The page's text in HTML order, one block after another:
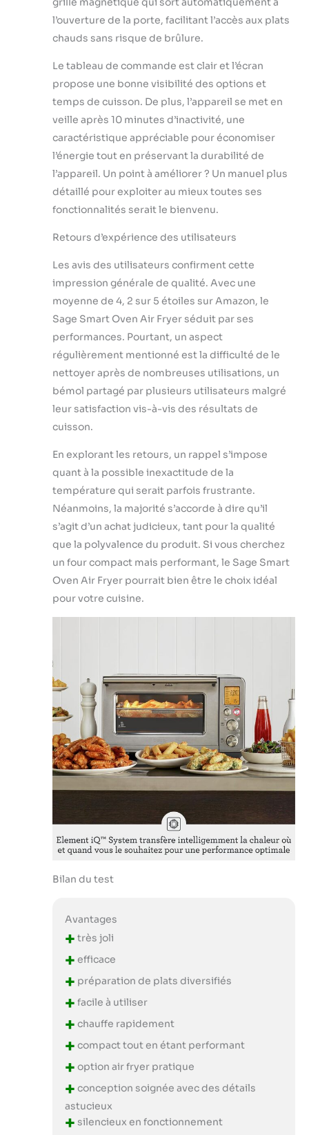
l’ouverture de la porte, facilitant l’accès aux plats
chauds sans risque de brûlure.
Le tableau de commande est clair et l’écran
propose une bonne visibilité des options et
temps de cuisson. De plus, l’appareil se met en
veille après 10 minutes d’inactivité, une
caractéristique appréciable pour économiser
l’énergie tout en préservant la durabilité de
l’appareil. Un point à améliorer ? Un manuel plus
détaillé pour exploiter au mieux toutes ses
fonctionnalités serait le bienvenu.
Retours d’expérience des utilisateurs
Les avis des utilisateurs confirment cette
impression générale de qualité. Avec une
moyenne de 4, 2 sur 5 étoiles sur Amazon, le
Sage Smart Oven Air Fryer séduit par ses
performances. Pourtant, un aspect
régulièrement mentionné est la difficulté de le
nettoyer après de nombreuses utilisations, un
bémol partagé par plusieurs utilisateurs malgré
leur satisfaction vis-à-vis des résultats de
cuisson.
En explorant les retours, un rappel s’impose
quant à la possible inexactitude de la
température qui serait parfois frustrante.
Néanmoins, la majorité s’accorde à dire qu’il
s’agit d’un achat judicieux, tant pour la qualité
que la polyvalence du produit. Si vous cherchez
un four compact mais performant, le Sage Smart
Oven Air Fryer pourrait bien être le choix idéal
pour votre cuisine.
Bilan du test
Avantages
+ très joli
+ efficace
+ préparation de plats diversifiés
+ facile à utiliser
+ chauffe rapidement
+ compact tout en étant performant
+ option air fryer pratique
+ conception soignée avec des détails
astucieux
+ silencieux en fonctionnement